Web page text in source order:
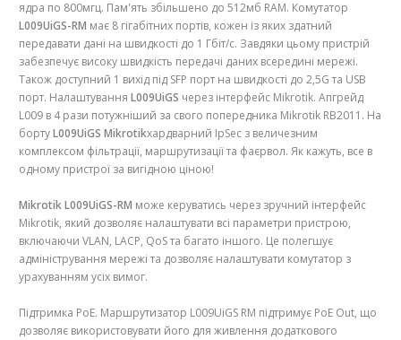
ядра по 800мгц. Пам'ять збільшено до 512мб RAM. Комутатор
L009UiGS-RM має 8 гігабітних портів, кожен із яких здатний
передавати дані на швидкості до 1 Гбіт/с. Завдяки цьому пристрій
забезпечує високу швидкість передачі даних всередині мережі.
Також доступний 1 вихід під SFP порт на швидкості до 2,5G та USB
порт. Налаштування L009UiGS через інтерфейс Mikrotik. Апгрейд
L009 в 4 рази потужніший за свого попередника Mikrotik RB2011. На
бортуL009UiGS Mikrotikхардварний IpSec з величезним
комплексом фільтрації, маршрутизації та фаєрвол. Як кажуть, все в
одному пристрої за вигідною ціною!
Mikrotik L009UiGS-RM може керуватись через зручний інтерфейс
Mikrotik, який дозволяє налаштувати всі параметри пристрою,
включаючи VLAN, LACP, QoS та багато іншого. Це полегшує
адміністрування мережі та дозволяє налаштувати комутатор з
урахуванням усіх вимог.
Підтримка PoE. Маршрутизатор L009UiGS RM підтримує PoE Out, що
дозволяє використовувати його для живлення додаткового